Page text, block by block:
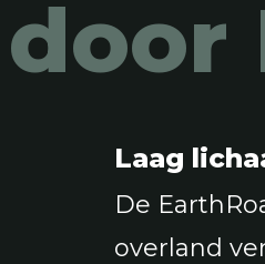
door
Laag
De
overland